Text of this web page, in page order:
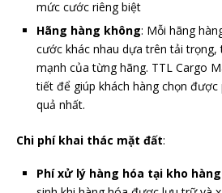
mức cước riêng biệt
Hãng hàng không: Mỗi hãng
cước khác nhau dựa trên tải trọng,
mạnh của từng hãng. TTL Cargo
tiết để giúp khách hàng chọn
quả nhất.
Chi phí khai thác mặt đất:
Phí xử lý hàng hóa tại kho